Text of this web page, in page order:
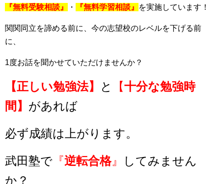
『無料受験相談』 ・ 『無料学習相談』 を実施しています！
関関同立を諦める前に、今の志望校のレベルを下げる前
に、
1度お話を聞かせていただけませんか？
【正しい勉強法】 と 【十分な勉強時
間】 があれば
必ず成績は上がります。
武田塾で 『逆転合格』
してみません
か？